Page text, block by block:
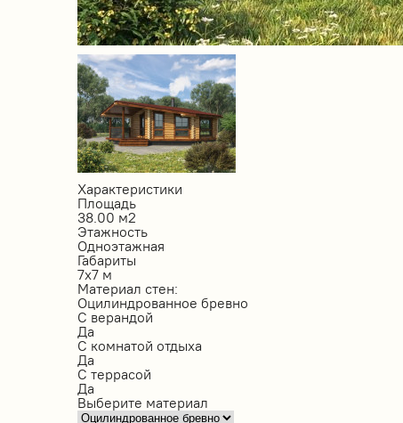
Характеристики
Площадь
38.00 м2
Этажность
Одноэтажная
Габариты
7х7 м
Материал стен:
Оцилиндрованное бревно
С верандой
Да
С комнатой отдыха
Да
С террасой
Да
Выберите материал